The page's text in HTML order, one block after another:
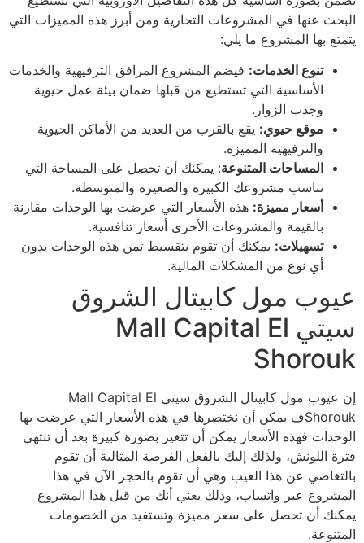
البحث عنها في المشروعات التجارية ومن أبرز هذه المميزات التي
يتمتع بها المشروع ما يلي:
تنوع الخدمات: فيضم المشروع المرافق الترفيهية والخدمات
الأساسية التي تستطيع من قبلها ضمان بيئة عمل حيوية
وجذب الزوار.
موقع حيوي: يقع بالقرب من العديد من الأماكن الحيوية
والترفيهية المميزة.
المساحات المتنوعة: يمكنك أن تحصل على المساحة التي
تناسب مشروعك الكبيرة والصغيرة والمتوسطة.
أسعار مميزة: هذه الأسعار التي عرضت بها الوحدات مقارنة
بالقيمة والمشروعات الأخرى أسعار تنافسية.
تسهيلات: يمكنك أن تقوم بتقسيط ثمن هذه الوحدات بدون
أي نوع من المشكلات المالية.
عيوب مول كابيتال الشروق
سيتي Mall Capital El
Shorouk
إن عيوب مول كابيتال الشروق سيتي Mall Capital El
Shoroukف يمكن أن نختصرها في هذه الأسعار التي عرضت بها
الوحدات فهذه الأسعار يمكن أن تتغير بصورة كبيرة بعد أن تنتهي
فترة اللونش، ولذلك إليك بالفعل الفرصة المثالية أن تقوم
بالتغاضي عن هذا العيب وهي أن تقوم بالحجز الآن في هذا
المشروع عبر واتساب، وذلك يعني أنك من قبل هذا المشروع
يمكنك أن تحصل على سعر مميزة وتستفيد من الخصومات
المتنوعة.